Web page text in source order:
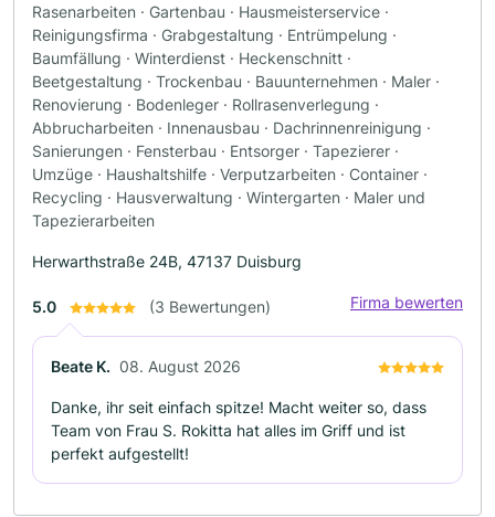
Rasenarbeiten · Gartenbau · Hausmeisterservice ·
Reinigungsfirma · Grabgestaltung · Entrümpelung ·
Baumfällung · Winterdienst · Heckenschnitt ·
Beetgestaltung · Trockenbau · Bauunternehmen · Maler ·
Renovierung · Bodenleger · Rollrasenverlegung ·
Abbrucharbeiten · Innenausbau · Dachrinnenreinigung ·
Sanierungen · Fensterbau · Entsorger · Tapezierer ·
Umzüge · Haushaltshilfe · Verputzarbeiten · Container ·
Recycling · Hausverwaltung · Wintergarten · Maler und
Tapezierarbeiten
Herwarthstraße 24B, 47137 Duisburg
5.0 (3 Bewertungen) Firma bewerten
Beate K. 08. August 2026
Danke, ihr seit einfach spitze! Macht weiter so, dass
Team von Frau S. Rokitta hat alles im Griff und ist
perfekt aufgestellt!